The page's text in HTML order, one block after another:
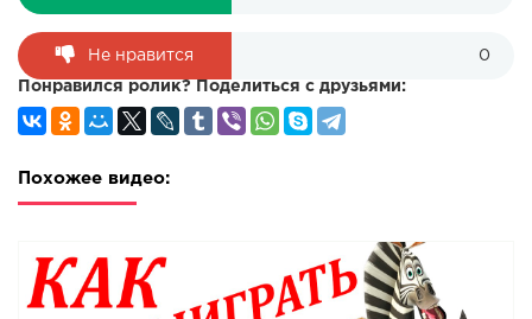
Не нравится 0
Понравился ролик? Поделиться с друзьями:
Похожее видео: